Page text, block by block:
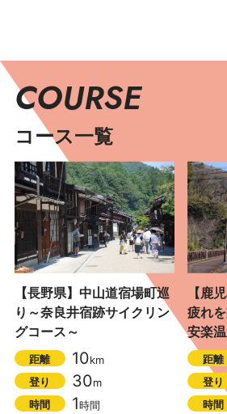
COURSE
コース一覧
【長野県】中山道宿場町巡
り～奈良井宿跡サイクリン
グコース～
距離 10km
登り
30m
時間
1時間
【鹿
疲れ
安楽
距離
登り
時間